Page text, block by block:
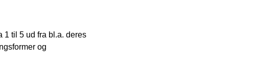
1 til 5 ud fra bl.a. deres
og